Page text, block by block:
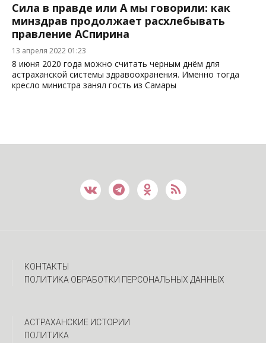
Сила в правде или А мы говорили: как
минздрав продолжает расхлебывать
правление АСпирина
13 апреля 2022 01:23
8 июня 2020 года можно считать черным днём для
астраханской системы здравоохранения. Именно тогда
кресло министра занял гость из Самары
КОНТАКТЫ
ПОЛИТИКА ОБРАБОТКИ ПЕРСОНАЛЬНЫХ ДАННЫХ
АСТРАХАНСКИЕ ИСТОРИИ
ПОЛИТИКА